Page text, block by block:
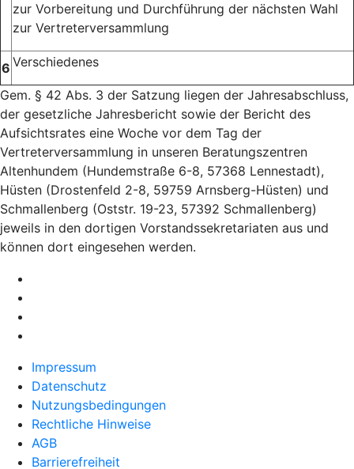
zur Vorbereitung und Durchführung der nächsten Wahl
zur Vertreterversammlung
6 Verschiedenes
Gem. § 42 Abs. 3 der Satzung liegen der Jahresabschluss,
der gesetzliche Jahresbericht sowie der Bericht des
Aufsichtsrates eine Woche vor dem Tag der
Vertreterversammlung in unseren Beratungszentren
Altenhundem (Hundemstraße 6-8, 57368 Lennestadt),
Hüsten (Drostenfeld 2-8, 59759 Arnsberg-Hüsten) und
Schmallenberg (Oststr. 19-23, 57392 Schmallenberg)
jeweils in den dortigen Vorstandssekretariaten aus und
können dort eingesehen werden.
Impressum
Datenschutz
Nutzungsbedingungen
Rechtliche Hinweise
AGB
Barrierefreiheit